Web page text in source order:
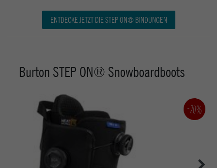
ENTDECKE JETZT DIE STEP ON® BINDUNGEN
Burton STEP ON® Snowboardboots
-20%